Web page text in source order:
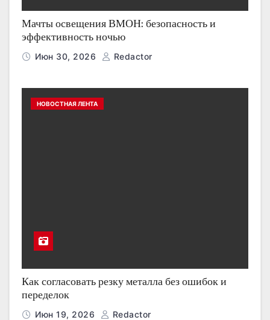
Мачты освещения ВМОН: безопасность и
эффективность ночью
Июн 30, 2026 Redactor
НОВОСТНАЯ ЛЕНТА
Как согласовать резку металла без ошибок и
переделок
Июн 19, 2026 Redactor